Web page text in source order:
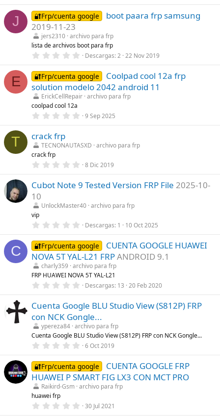
l
l
a
s
)
0
0
e
t
r
e
l
a
(
s
)
J 🔐Frp/cuenta google
boot paara frp samsung
2019-11-23
jers2310 archivo para frp
lista de archivos boot para frp
0
0
0
e
s
t
l
s
)
Descargas 2 22 Nov 2019
E 🔐Frp/cuenta google
Coolpad cool 12a frp
solution modelo 2042 android 11
ErickCellRepair archivo para frp
coolpad cool 12a
0
0
e
s
r
l
l
a
s
)
9 Sep 2025
T crack frp
TECNONAUTASXD
archivo para frp
crack frp
0
0
0
e
t
l
a
(
s
)
8 Dic 2019
Cubot Note 9 Tested Version FRP File 2025-10-
10
UnlockMaster40 archivo para frp
vip
0
0
0
e
s
t
r
e
l
(
s
)
Descargas 1 10 Oct 2025
C 🔐Frp/cuenta google
CUENTA GOOGLE HUAWEI
NOVA 5T YAL-L21 FRPANDROID 9.1
charly359
archivo para frp
FRP HUAWEI NOVA 5T YAL-L21
0
0
0
e
s
t
r
e
l
a
(
s
)
Descargas 13 20 Feb 2020
Cuenta Google BLU Studio View (S812P) FRP
con NCK Gongle...
ypereza84 archivo para frp
Cuenta Google BLU Studio View (S812P) FRP con NCK Gongle...
0
0
0
e
s
t
l
6 Oct 2019
🔐Frp/cuenta google
CUENTA GOOGLE FRP
HUAWEI P SMART FIG LX3 CON MCT PRO
Raikird-Gsm archivo para frp
huawei frp
030 Jul 2021